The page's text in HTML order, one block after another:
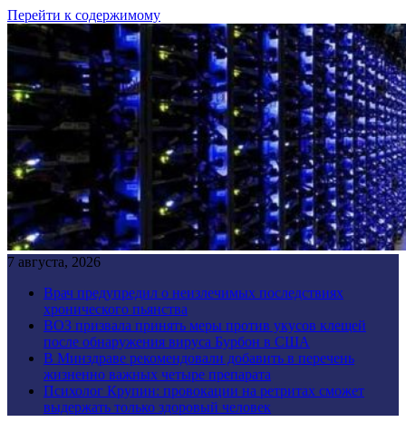
Перейти к содержимому
7 августа, 2026
Врач предупредил о неизлечимых последствиях
хронического пьянства
ВОЗ призвала принять меры против укусов клещей
после обнаружения вируса Бурбон в США
В Минздраве рекомендовали добавить в перечень
жизненно важных четыре препарата
Психолог Крупин: провокации на ретритах сможет
выдержать только здоровый человек